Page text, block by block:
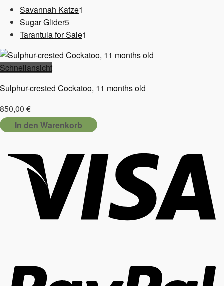
Savannah Katze1
Sugar Glider55
Produkte
Tarantula for Sale1
Schnellansicht
Sulphur-crested Cockatoo, 11 months old
850,00 €
In den Warenkorb